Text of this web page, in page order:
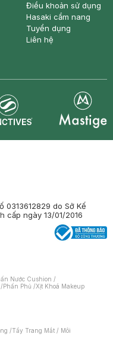
Điều khoản sử dụng
Hasaki cẩm nang
Tuyển dụng
Liên hệ
0313612829 do Sở Kế
cấp ngày 13/01/2016
Nước Cushion /
/Phấn Phủ /Xịt Khoá Makeup
/Tẩy Trang Mắt / Môi